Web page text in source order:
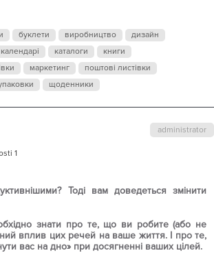
ДЛЯ
буклети виробництво
дизайн
календарі каталоги
книги
маркетинг
поштові листівки
щоденники
administrator
Тоді вам доведеться змінити
знати про те, що ви робите (або не
вплив цих речей на ваше життя. І про те,
вас на дно» при досягненні ваших цілей.